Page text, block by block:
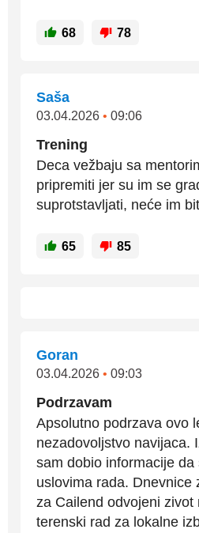
68 78
Saša
03.04.2026 • 09:06
Trening
Deca vežbaju sa
pripremiti jer su im se
suprotstavljati, neće im
65 85
Goran
03.04.2026 • 09:03
Podrzavam
Apsolutno podrzava ovo
nezadovoljstvo navijaca.
sam dobio informacije da
uslovima rada. Dnevnice
za Cailend odvojeni zivot
terenski rad za lokalne